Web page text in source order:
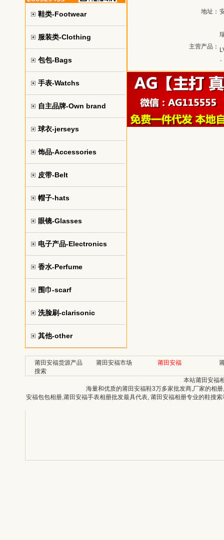
鞋类-Footwear
服装类-Clothing
包包-Bags
手表-Watchs
自主品牌-Own brand
球衣-jerseys
饰品-Accessories
皮带-Belt
帽子-hats
眼镜-Glasses
电子产品-Electronics
香水-Perfume
围巾-scarf
洗脸刷-clarisonic
其他-other
地址：
主营产品：
莆田安福货源产品
搜索
莆田安福市场 莆田安福
本站莆田安福
海量和优质的莆田安福鞋3万多家批发商,厂家的相
安福包包相册,莆田安福手表相册批发最具代表, 莆田安福相册专业的鞋搜